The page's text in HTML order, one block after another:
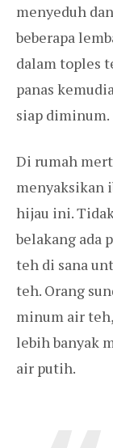
menyeduh
beberapa
dalam toples
panas
siap diminum.
Di rumah
menyaksikan
hijau ini.
belakang ada
teh di sana
teh. Orang
minum air
lebih banyak
air putih.